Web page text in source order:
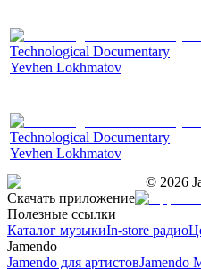
Technological Documentary
Yevhen Lokhmatov
Technological Documentary
Yevhen Lokhmatov
© 2026
Скачать приложение
Полезные ссылки
Каталог музыкиIn-store радио
Jamendo
Jamendo для артистовJamendo